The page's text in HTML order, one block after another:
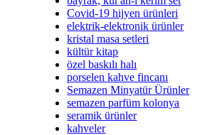
Covid-19 hijyen ürünleri
elektrik-elektronik ürünler
kristal masa setleri
kültür kitap
özel baskılı halı
porselen kahve fincanı
Semazen Minyatür Ürünler
semazen parfüm kolonya
seramik ürünler
kahveler